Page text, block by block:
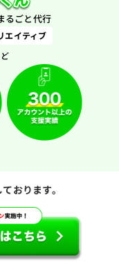
るごと代行
エイティブ
おります。